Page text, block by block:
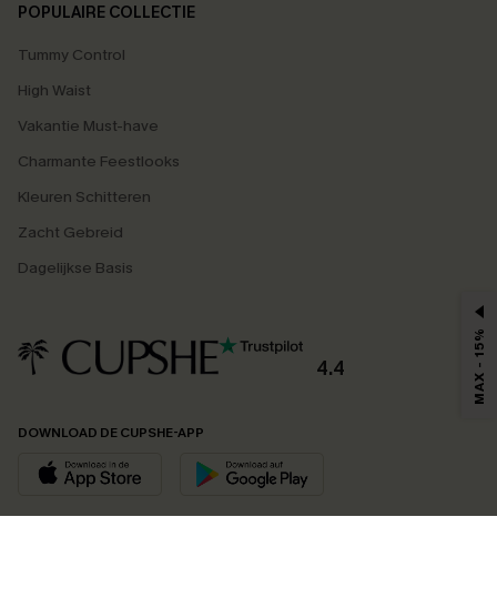
POPULAIRE COLLECTIE
Tummy Control
High Waist
Vakantie Must-have
Charmante Feestlooks
Kleuren Schitteren
Zacht Gebreid
Dagelijkse Basis
4.4
DOWNLOAD DE CUPSHE-APP
MAX - 15%